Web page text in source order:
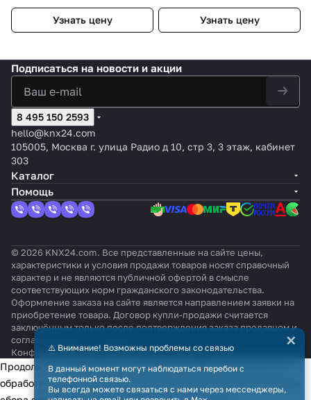
Узнать цену Узнать цену
Подписаться на новости и акции
8 495 150 2593
hello@knx24.com
105005, Москва г. улица Радио д 10, стр 3, 3 этаж, кабинет
303
Каталог
Помощь
© 2026 KNX24.com. Все представленные на сайте цены,
характеристики и условия продажи товаров носят справочный
характер и не являются публичной офертой в смысле
соответствующих норм гражданского законодательства.
Оформление заказа на сайте является направлением заявки на
приобретение товара. Договор купли-продажи считается
заключённым только после подтверждения заказа продавцом и
согласования всех условий.
КонфиденциальностьОферта
⚠️ Внимание! Возможны проблемы со связью
В данный момент могут наблюдаться перебои с
телефонной связью.
Вы всегда можете связаться с нами через мессенджеры,
×
Продолжая использовать наш сайт, вы даёте согласие на
обработку файлов cookie в целях функционирования сайта и